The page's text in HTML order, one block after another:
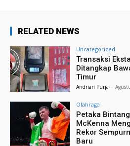
RELATED NEWS
Uncategorized
Transaksi
Ditangkap
Timur
Andrian Purja -
Olahraga
Petaka
McKenna
Rekor
Baru